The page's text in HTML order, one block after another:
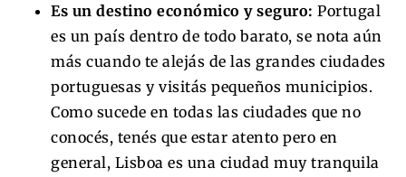
Es un destino económico y seguro: Portugal
es un país dentro de todo barato, se nota aún
más cuando te alejás de las grandes ciudades
portuguesas y visitás pequeños municipios.
Como sucede en todas las ciudades que no
conocés, tenés que estar atento pero en
general, Lisboa es una ciudad muy tranquila